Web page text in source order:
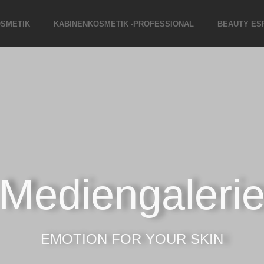
KABINENKOSMETIK -PROFESSIONAL BEAUTY
EMOTION FOR YOUR SKIN